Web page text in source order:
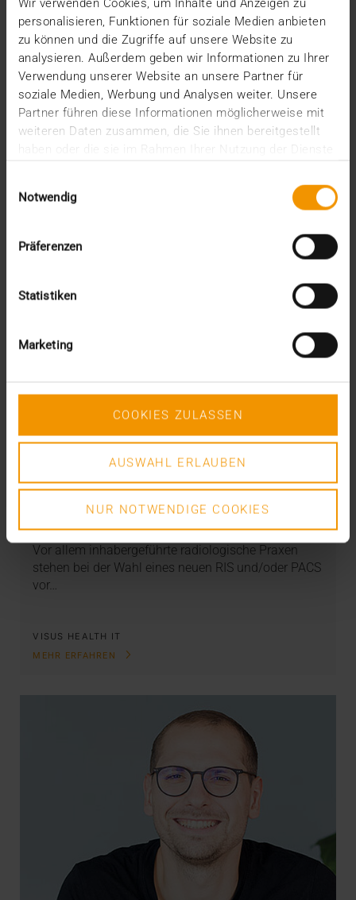
Wir verwenden Cookies, um Inhalte und Anzeigen zu
personalisieren, Funktionen für soziale Medien anbieten
zu können und die Zugriffe auf unsere Website zu
analysieren. Außerdem geben wir Informationen zu Ihrer
Verwendung unserer Website an unsere Partner für
soziale Medien, Werbung und Analysen weiter. Unsere
Partner führen diese Informationen möglicherweise mit
weiteren Daten zusammen, die Sie ihnen bereitgestellt
Notwendig
Präferenzen
Statistiken
Marketing
COOKIES ZULASSEN
AUSWAHL ERLAUBEN
NUR NOTWENDIGE COOKIES
Seit gut zwei Jahren ist JiveX Healthcare Content
Management (HCM) als digitales Archiv im…
VISUS HEALTH IT
MEHR ERFAHREN
RIS & PACS aus einer Hand
Vor allem inhabergeführte radiologische Praxen
stehen bei der Wahl eines neuen RIS und/oder PACS
vor…
VISUS HEALTH IT
MEHR ERFAHREN